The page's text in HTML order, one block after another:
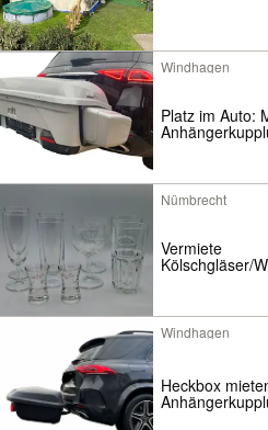
Windhagen
Platz im Auto:
Nümbrecht
Vermiete
Kölschgläser/
äser usw
Windhagen
Heckbox